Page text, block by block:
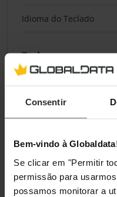
Consentir
Bem-vindo à
Se clicar em "Permitir
permissão para
possamos monitorar a
Idioma do Teclado
Teclas
Switches
Switches Hot
Conectividade